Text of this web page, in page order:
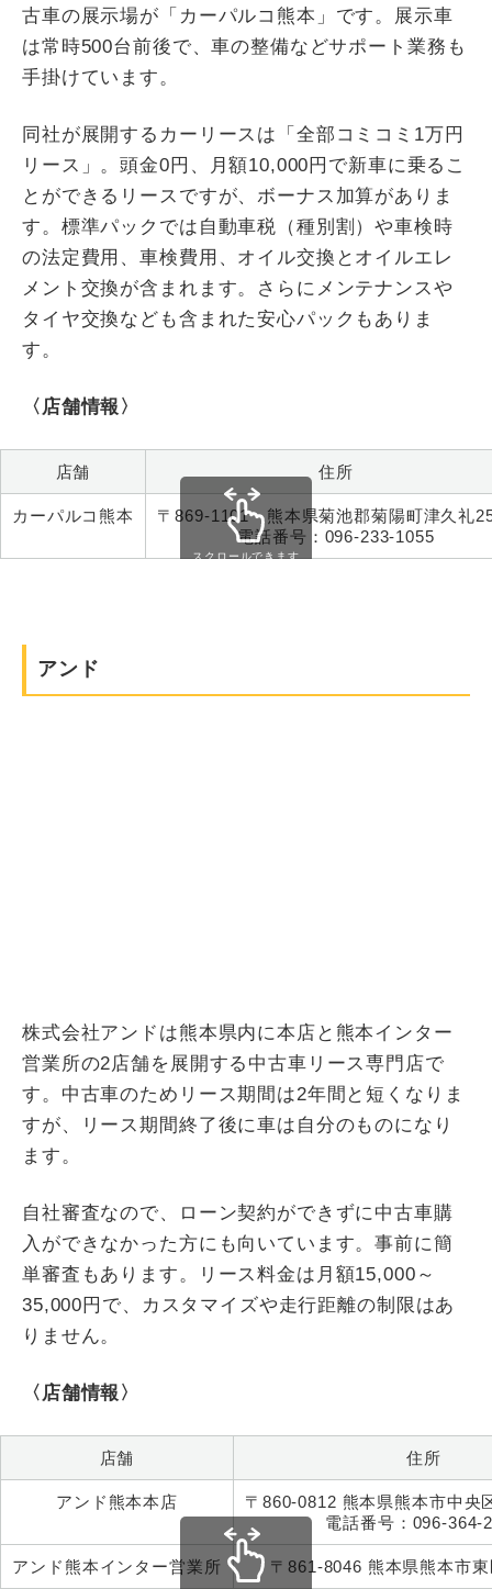
古車の展示場が「カーパルコ熊本」です。展示車
は常時500台前後で、車の整備などサポート業務も
手掛けています。
同社が展開するカーリースは「全部コミコミ1万円
リース」。頭金0円、月額10,000円で新車に乗るこ
とができるリースですが、ボーナス加算がありま
す。標準パックでは自動車税（種別割）や車検時
の法定費用、車検費用、オイル交換とオイルエレ
メント交換が含まれます。さらにメンテナンスや
タイヤ交換なども含まれた安心パックもありま
す。
〈店舗情報〉
店舗 住所
カーパルコ熊本
〒869-1101 熊本県菊池郡菊陽町津久礼
電話番号：096-233-1055
スクロールできます
アンド
株式会社アンドは熊本県内に本店と熊本インター
営業所の2店舗を展開する中古車リース専門店で
す。中古車のためリース期間は2年間と短くなりま
すが、リース期間終了後に車は自分のものになり
ます。
自社審査なので、ローン契約ができずに中古車購
入ができなかった方にも向いています。事前に簡
単審査もあります。リース料金は月額15,000～
35,000円で、カスタマイズや走行距離の制限はあ
りません。
〈店舗情報〉
店舗 住所
アンド熊本本店
〒860-0812 熊本県熊本市中央
電話番号：096-364-
アンド熊本インター営業所 〒861-8046 熊本県熊本市